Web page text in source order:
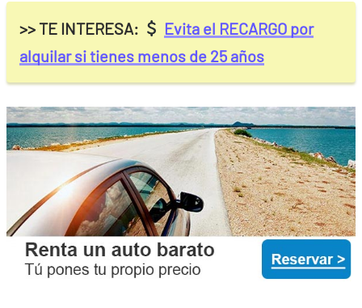
>> TE INTERESA:
Evita el RECARGO por
alquilar si tienes menos de 25 años